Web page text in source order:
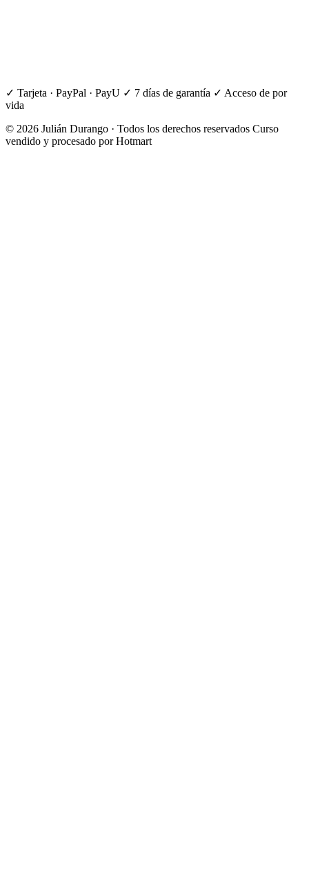
✓ Tarjeta · PayPal · PayU ✓ 7 días de garantía ✓ Acceso de por
vida
© 2026 Julián Durango · Todos los derechos reservados Curso
vendido y procesado por Hotmart